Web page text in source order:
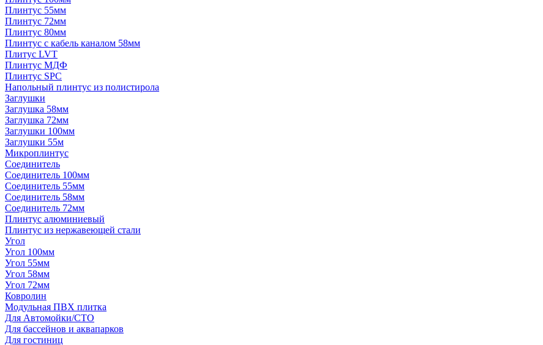
Плинтус 55мм
Плинтус 72мм
Плинтус 80мм
Плинтус с кабель каналом 58мм
Плитус LVT
Плинтус МДФ
Плинтус SPC
Напольный плинтус из полистирола
Заглушки
Заглушка 58мм
Заглушка 72мм
Заглушки 100мм
Заглушки 55м
Микроплинтус
Соединитель
Соединитель 100мм
Соединитель 55мм
Соединитель 58мм
Соединитель 72мм
Плинтус алюминиевый
Плинтус из нержавеющей стали
Угол
Угол 100мм
Угол 55мм
Угол 58мм
Угол 72мм
Ковролин
Модульная ПВХ плитка
Для Автомойки/СТО
Для бассейнов и аквапарков
Для гостиниц